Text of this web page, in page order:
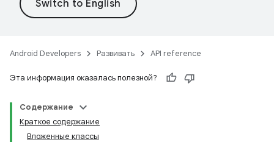
Android Developers Развивать API reference
Эта информация оказалась полезной?
Содержание
Краткое содержание
Вложенные классы